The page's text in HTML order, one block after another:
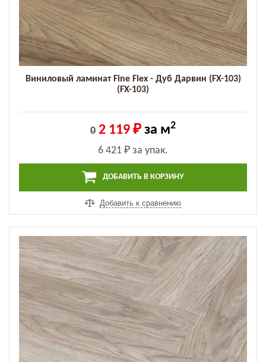
Виниловый ламинат Fine Flex - Дуб Дарвин (FX-103)
(FX-103)
0 2 119 ₽ за м2
6 421 ₽ за упак.
ДОБАВИТЬ В КОРЗИНУ
Добавить к сравнению